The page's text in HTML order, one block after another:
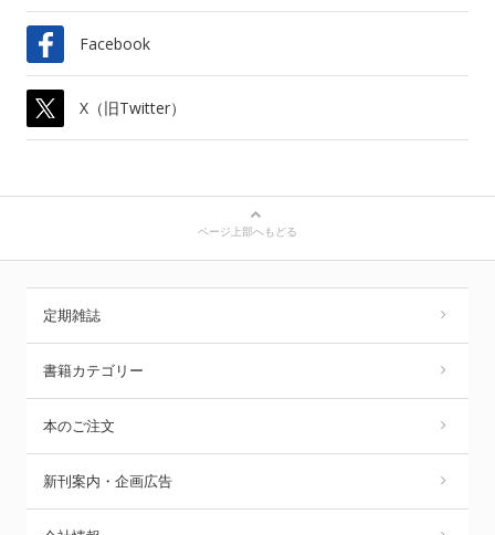
Facebook
X（旧Twitter）
ページ上部へもどる
定期雑誌
書籍カテゴリー
本のご注文
新刊案内・企画広告